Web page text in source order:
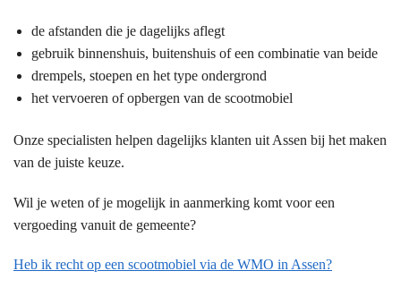
de afstanden die je dagelijks aflegt
gebruik binnenshuis, buitenshuis of een combinatie van beide
drempels, stoepen en het type ondergrond
het vervoeren of opbergen van de scootmobiel
Onze specialisten helpen dagelijks klanten uit Assen bij het maken
van de juiste keuze.
Wil je weten of je mogelijk in aanmerking komt voor een
vergoeding vanuit de gemeente?
Heb ik recht op een scootmobiel via de WMO in Assen?